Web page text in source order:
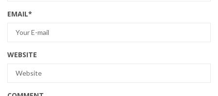
EMAIL*
WEBSITE